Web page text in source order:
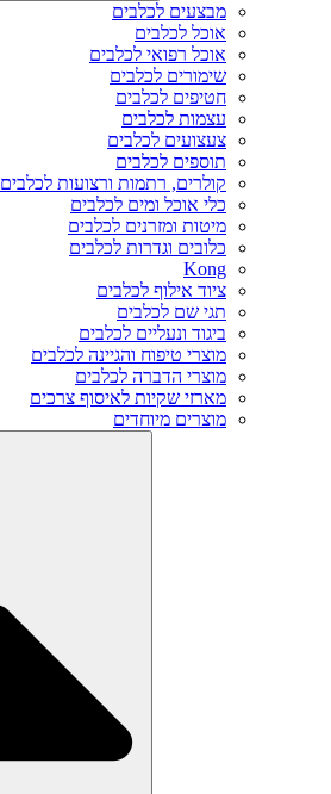
מבצעים לכלבים
אוכל לכלבים
אוכל רפואי לכלבים
שימורים לכלבים
חטיפים לכלבים
עצמות לכלבים
צעצועים לכלבים
תוספים לכלבים
קולרים, רתמות ורצועות לכלבים
כלי אוכל ומים לכלבים
מיטות ומזרנים לכלבים
כלובים וגדרות לכלבים
Kong
ציוד אילוף לכלבים
תגי שם לכלבים
ביגוד ונעליים לכלבים
מוצרי טיפוח והגיינה לכלבים
מוצרי הדברה לכלבים
מארזי שקיות לאיסוף צרכים
מוצרים מיוחדים